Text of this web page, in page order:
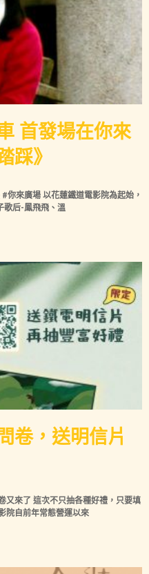
首發場在你來
踩》
你來廣場 以花蓮鐵道電影院為起始，
歌后-鳳飛飛、溫
卷，送明信片
又來了 這次不只抽各種好禮，只要填
院自前年常態營運以來